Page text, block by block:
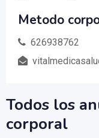
Metodo
626938762
Todos los
corporal